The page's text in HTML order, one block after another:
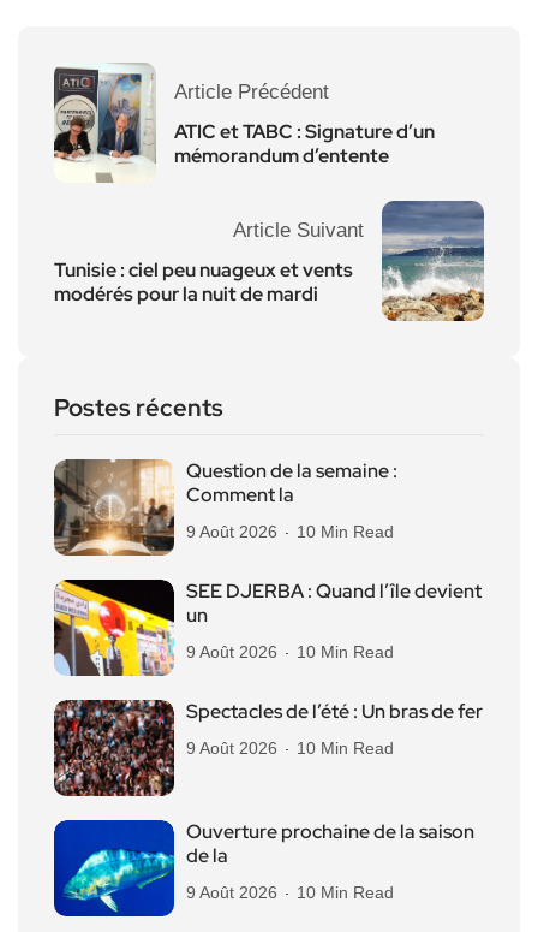
Article Précédent
ATIC et TABC : Signature d’un
mémorandum d’entente
Article Suivant
Tunisie : ciel peu nuageux et vents
modérés pour la nuit de mardi
Postes récents
Question de la semaine :
Comment la
9 Août 2026 10 Min Read
SEE DJERBA : Quand l’île devient
un
9 Août 2026 10 Min Read
Spectacles de l’été : Un bras de fer
9 Août 2026 10 Min Read
Ouverture prochaine de la saison
de la
9 Août 2026 10 Min Read